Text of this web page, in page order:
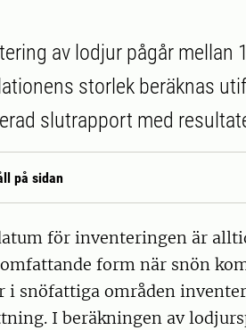
av lodjur pågår mellan
storlek beräknas
slutrapport med
på sidan
för inventeringen är
form när snön
i snöfattiga områden
I beräkningen av